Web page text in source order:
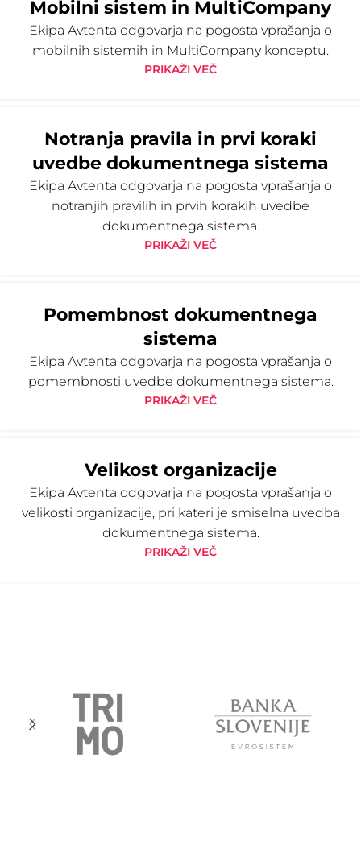
Mobilni sistem in MultiCompany
Ekipa Avtenta odgovarja na pogosta vprašanja o
mobilnih sistemih in MultiCompany konceptu.
PRIKAŽI VEČ
Notranja pravila in prvi koraki
uvedbe dokumentnega sistema
Ekipa Avtenta odgovarja na pogosta vprašanja o
notranjih pravilih in prvih korakih uvedbe
dokumentnega sistema.
PRIKAŽI VEČ
Pomembnost dokumentnega
sistema
Ekipa Avtenta odgovarja na pogosta vprašanja o
pomembnosti uvedbe dokumentnega sistema.
PRIKAŽI VEČ
Velikost organizacije
Ekipa Avtenta odgovarja na pogosta vprašanja o
velikosti organizacije, pri kateri je smiselna uvedba
dokumentnega sistema.
PRIKAŽI VEČ